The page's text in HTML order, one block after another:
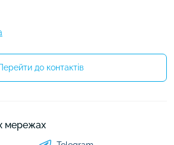
до контактів
мережах